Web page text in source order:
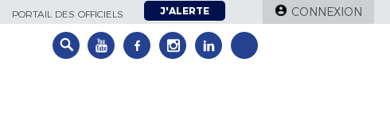
PORTAIL DES OFFICIELS J'ALERTE CONNEXION